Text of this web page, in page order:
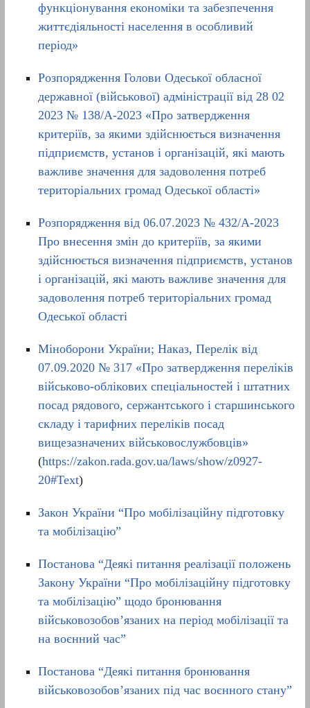
функціонування економіки та забезпечення
життєдіяльності населення в особливий
період»
Розпорядження Голови Одеської обласної
державної (військової) адміністрації від 28 02
2023 № 138/A-2023 «Про затвердження
критеріїв, за якими здійснюється визначення
підприємств, установ і організацій, які мають
важливе значення для задоволення потреб
територіальних громад Одеської області»
Розпорядження від 06.07.2023 № 432/А-2023
Про внесення змін до критеріїв, за якими
здійснюється визначення підприємств, установ
і організацій, які мають важливе значення для
задоволення потреб територіальних громад
Одеської області
Міноборони України; Наказ, Перелік від
07.09.2020 № 317 «Про затвердження переліків
військово-облікових спеціальностей і штатних
посад рядового, сержантського і старшинського
складу і тарифних переліків посад
вищезазначених військовослужбовців»
(https://zakon.rada.gov.ua/laws/show/z0927-
20#Text)
Закон України “Про мобілізаційну підготовку
та мобілізацію”
Постанова “Деякі питання реалізації положень
Закону України “Про мобілізаційну підготовку
та мобілізацію” щодо бронювання
військовозобов’язаних на період мобілізації та
на воєнний час”
Постанова “Деякі питання бронювання
військовозобов’язаних під час воєнного стану”